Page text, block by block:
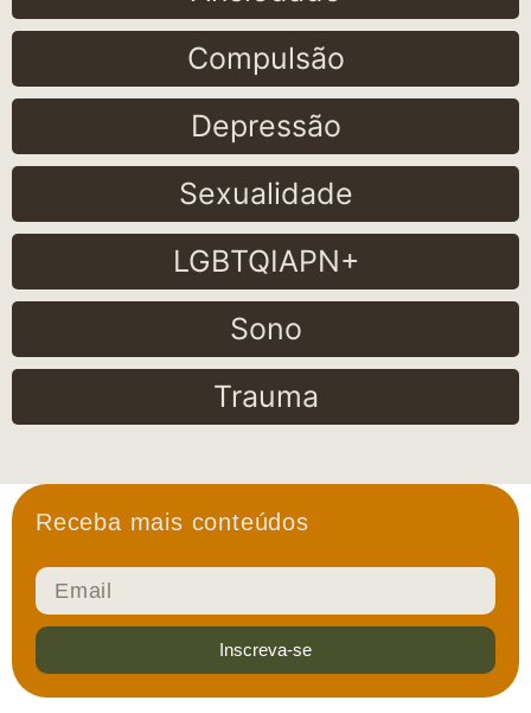
Compulsão
Depressão
Sexualidade
LGBTQIAPN+
Sono
Trauma
Receba mais conteúdos
Inscreva-se